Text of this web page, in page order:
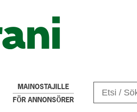
MAINOSTAJILLE
FÖR ANNONSÖRER